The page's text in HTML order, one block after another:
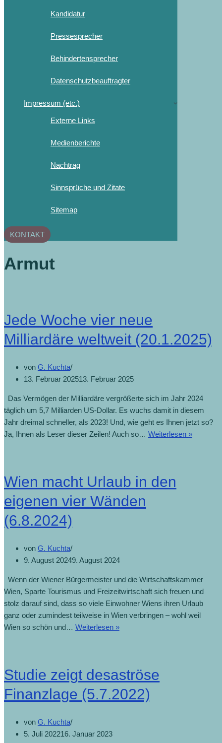
Kandidatur
Pressesprecher
Behindertensprecher
Datenschutzbeauftragter
Impressum (etc.)
Externe Links
Medienberichte
Nachtrag
Sinnsprüche und Zitate
Sitemap
KONTAKT
Armut
Jede Woche vier neue
Milliardäre weltweit (20.1.2025)
von G. Kuchta
13. Februar 202513. Februar 2025
Das Vermögen der Milliardäre vergrößerte sich im Jahr 2024
täglich um 5,7 Milliarden US-Dollar. Es wuchs damit in diesem
Jahr dreimal schneller, als 2023! Und, wie geht es Ihnen jetzt so?
Ja, Ihnen als Leser dieser Zeilen! Auch so… Weiterlesen »
Wien macht Urlaub in den
eigenen vier Wänden
(6.8.2024)
von G. Kuchta
9. August 20249. August 2024
Wenn der Wiener Bürgermeister und die Wirtschaftskammer
Wien, Sparte Tourismus und Freizeitwirtschaft sich freuen und
stolz darauf sind, dass so viele Einwohner Wiens ihren Urlaub
ganz oder zumindest teilweise in Wien verbringen – wohl weil
Wien so schön und… Weiterlesen »
Studie zeigt desaströse
Finanzlage (5.7.2022)
von G. Kuchta
5. Juli 202216. Januar 2023